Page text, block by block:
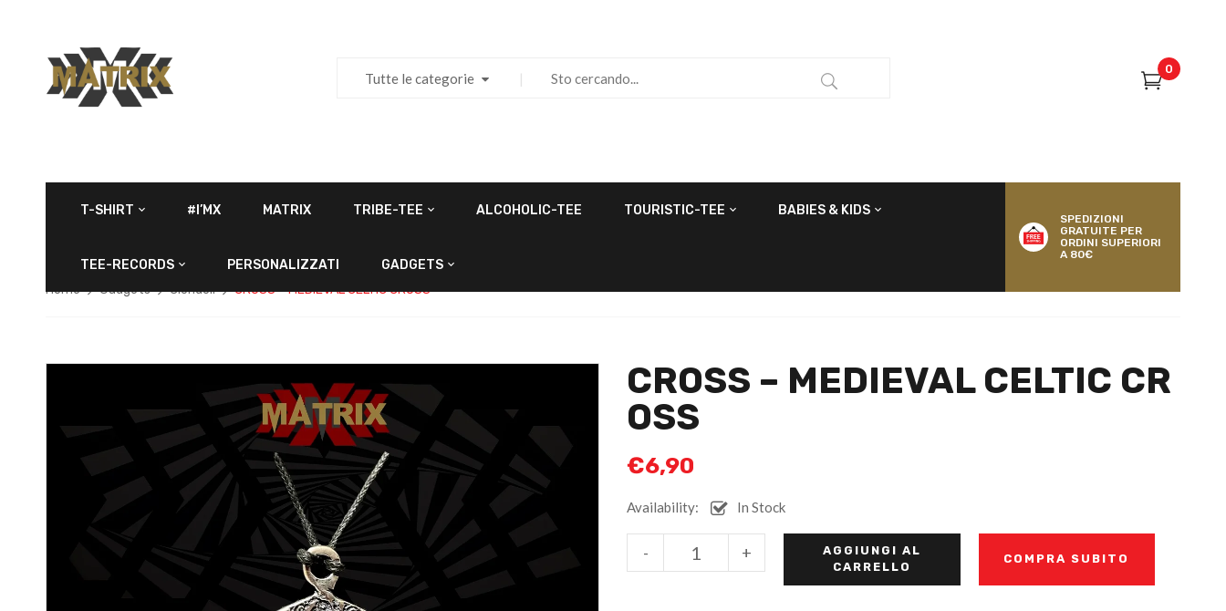
Tutte le categorie
0
T-SHIRT #I’MX MATRIX TRIBE-TEE ALCOHOLIC-TEE TOURISTIC-TEE BABIES & KIDS
TEE-RECORDS PERSONALIZZATI GADGETS
SPEDIZIONI
GRATUITE PER
ORDINI SUPERIORI
A 80€
Home Gadgets Ciondoli CROSS – MEDIEVAL CELTIC CROSS
CROSS – MEDIEVAL CELTIC CR
OSS
€6,90
Availability: In Stock
+
-
AGGIUNGI AL
CARRELLO
COMPRA SUBITO
Alternative: